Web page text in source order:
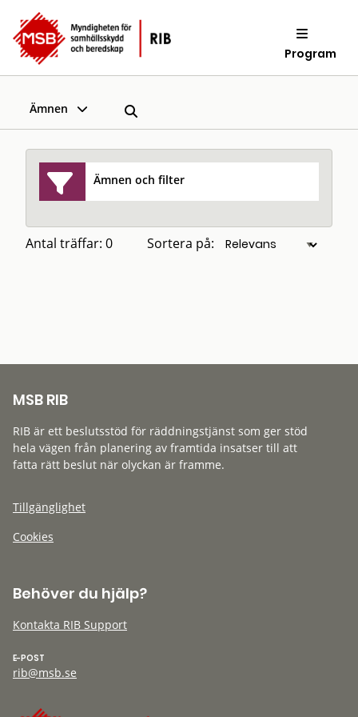
Program
Ämnen
Ämnen och filter
Antal träffar: 0 Sortera på:
MSB RIB
RIB är ett beslutsstöd för räddningstjänst som ger stöd
hela vägen från planering av framtida insatser till att
fatta rätt beslut när olyckan är framme.
Tillgänglighet
Cookies
Behöver du hjälp?
Kontakta RIB Support
E-POST
rib@msb.se